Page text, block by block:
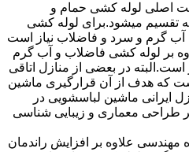
اصلی لوله کشی حمام و
تقسیم میشود.برای لوله کشی
گرم و سرد و فاضلاب نیاز است
بر لوله کشی فاضلاب و آب گرم
در بعضی از منازل اتاقی
که هدف از آن قرارگیری ماشین
ایرانی ماشین لباسشویی در
طراحی معماری و زیبایی شناسی
علاوه بر افزایش راندمان